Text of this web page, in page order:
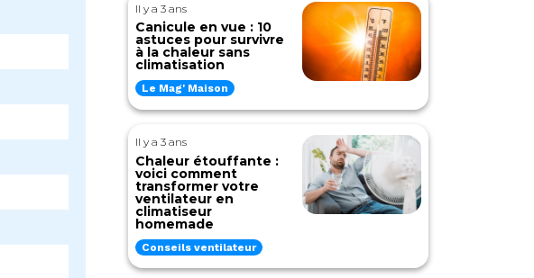
Il y a 3 ans
Canicule en vue : 10
astuces pour survivre
à la chaleur sans
climatisation
Le Mag' Maison
Il y a 3 ans
Chaleur étouffante :
voici comment
transformer votre
ventilateur en
climatiseur
homemade
Conseils ventilateur